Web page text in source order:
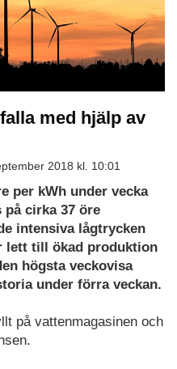
med hjälp av
2018 kl. 10:01
per kWh under vecka
cirka 37 öre
intensiva lågtrycken
lett till ökad produktion
högsta veckovisa
under förra veckan.
på vattenmagasinen och